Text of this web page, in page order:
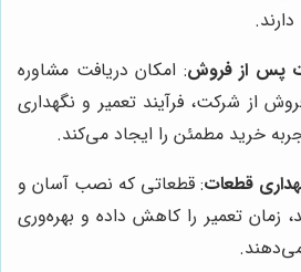
پس از فروش: امکان دریافت مشاوره
از شرکت، فرآیند تعمیر و نگهداری
خرید مطمئن را ایجاد می‌کند.
قطعات: قطعاتی که نصب آسان و
زمان تعمیر را کاهش داده و بهره‌وری